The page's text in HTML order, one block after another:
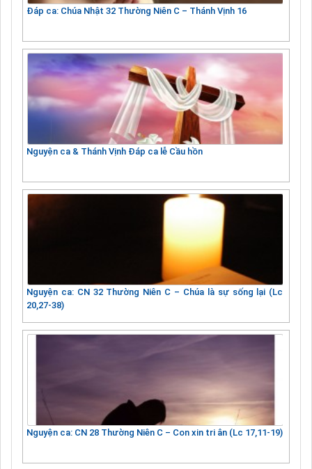
Đáp ca: Chúa Nhật 32 Thường Niên C – Thánh Vịnh 16
Nguyện ca & Thánh Vịnh Đáp ca lễ Cầu hồn
Nguyện ca: CN 32 Thường Niên C – Chúa là sự sống lại (Lc
20,27-38)
Nguyện ca: CN 28 Thường Niên C – Con xin tri ân (Lc 17,11-19)